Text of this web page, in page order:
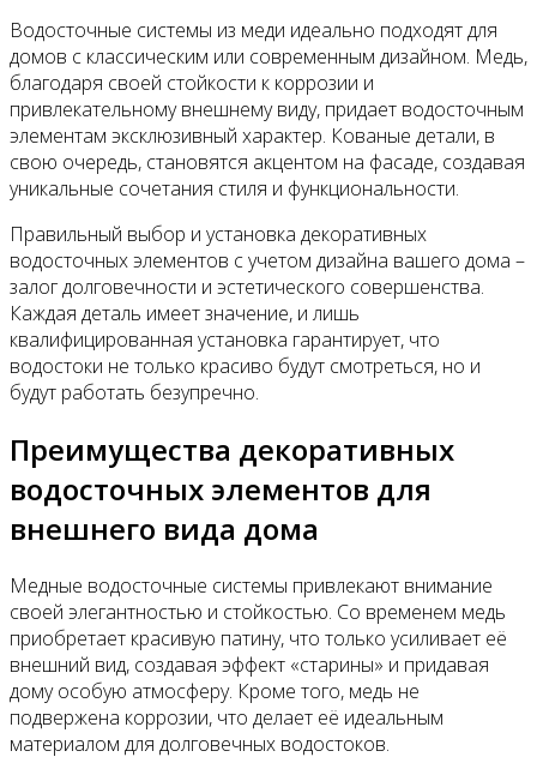
Водосточные системы из меди идеально подходят для
домов с классическим или современным дизайном. Медь,
благодаря своей стойкости к коррозии и
привлекательному внешнему виду, придает водосточным
элементам эксклюзивный характер. Кованые детали, в
свою очередь, становятся акцентом на фасаде, создавая
уникальные сочетания стиля и функциональности.
Правильный выбор и установка декоративных
водосточных элементов с учетом дизайна вашего дома –
залог долговечности и эстетического совершенства.
Каждая деталь имеет значение, и лишь
квалифицированная установка гарантирует, что
водостоки не только красиво будут смотреться, но и
будут работать безупречно.
Преимущества декоративных
водосточных элементов для
внешнего вида дома
Медные водосточные системы привлекают внимание
своей элегантностью и стойкостью. Со временем медь
приобретает красивую патину, что только усиливает её
внешний вид, создавая эффект «старины» и придавая
дому особую атмосферу. Кроме того, медь не
подвержена коррозии, что делает её идеальным
материалом для долговечных водостоков.